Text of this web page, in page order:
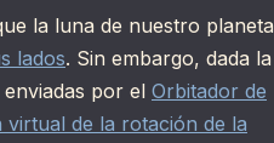
la luna de nuestro planeta
lados. Sin embargo, dada la
por el Orbitador de
virtual de la rotación de la